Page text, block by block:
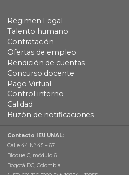
Régimen Legal
Talento humano
Contratación
Ofertas de empleo
Rendición de cuentas
Concurso docente
Pago Virtual
Control interno
Calidad
Buzón de notificaciones
Contacto IEU UNAL:
Calle 44 Nº 45 – 67
Bloque C, módulo 6.
Bogotá DC, Colombia